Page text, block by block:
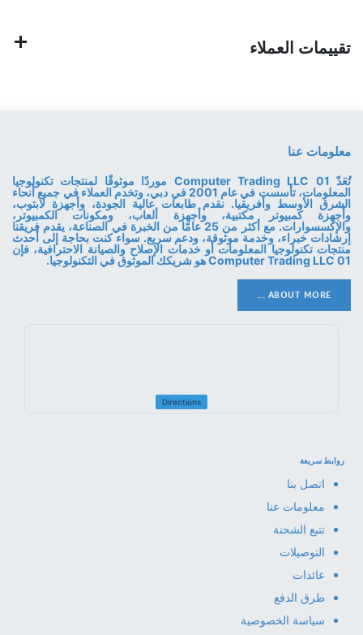
تقييمات العملاء
معلومات عنا
تُعَدّ 01 Computer Trading LLC موردًا موثوقًا لمنتجات تكنولوجيا
المعلومات، تأسست في عام 2001 في دبي، وتخدم العملاء في جميع أنحاء
الشرق الأوسط وأفريقيا. نقدم طابعات عالية الجودة، وأجهزة لابتوب،
وأجهزة كمبيوتر مكتبية، وأجهزة ألعاب، ومكونات الكمبيوتر،
والإكسسوارات. مع أكثر من 25 عامًا من الخبرة في الصناعة، يقدم فريقنا
إرشادات خبراء، وخدمة موثوقة، ودعم سريع. سواء كنت بحاجة إلى أحدث
منتجات تكنولوجيا المعلومات أو خدمات الإصلاح والصيانة الاحترافية، فإن
01 Computer Trading LLC هو شريكك الموثوق في التكنولوجيا.
ABOUT MORE ...
Directions
روابط سريعة
اتصل بنا
معلومات عنا
تتبع الشحنة
التوصيلات
عائدات
طرق الدفع
سياسة الخصوصية